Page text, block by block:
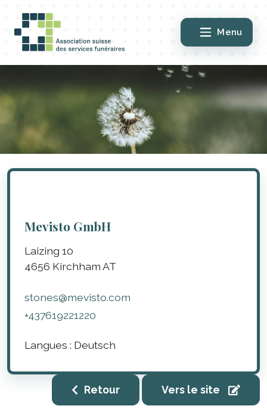
Menu
Mevisto GmbH
Laizing 10
4656 KirchhamAT
stones@mevisto.com
+437619221220
Langues : Deutsch
Retour Vers le site